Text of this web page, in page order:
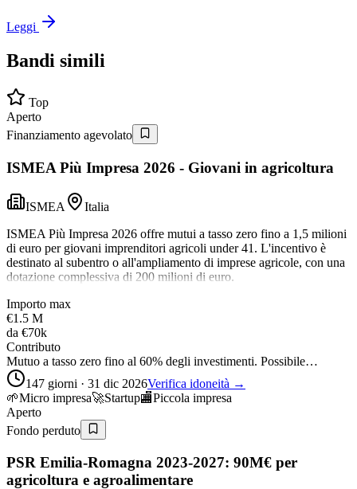
Leggi
Bandi simili
Top
Aperto
Finanziamento agevolato
ISMEA Più Impresa 2026 - Giovani in agricoltura
ISMEA
Italia
ISMEA Più Impresa 2026 offre mutui a tasso zero fino a 1,5 milioni
di euro per giovani imprenditori agricoli under 41. L'incentivo è
destinato al subentro o all'ampliamento di imprese agricole, con una
dotazione complessiva di 200 milioni di euro.
Importo max
€1.5 M
da €70k
Contributo
Mutuo a tasso zero fino al 60% degli investimenti. Possibile…
147 giorni · 31 dic 2026Verifica idoneità →
🌱Micro impresa🚀Startup🏬Piccola impresa
Aperto
Fondo perduto
PSR Emilia-Romagna 2023-2027: 90M€ per
agricoltura e agroalimentare